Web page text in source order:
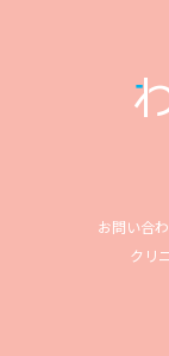
お問い合
クリ